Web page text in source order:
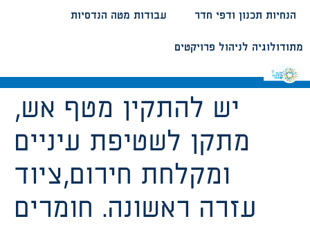
עבודות מטה הנדסיות הנחיות תכנון ודפי חדר
מתודולוגיה לניהול פרויקטים
יש להתקין מטף אש,
מתקן לשטיפת עיניים
ומקלחת חירום,ציוד
עזרה ראשונה. חומרים